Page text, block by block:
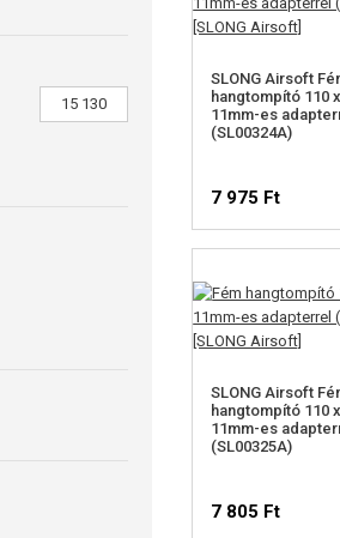
SLONG Airsoft
hangtompító 110
11mm-es
(SL00324A)
7 975 Ft
SLONG Airsoft
hangtompító 110
11mm-es
(SL00325A)
7 805 Ft